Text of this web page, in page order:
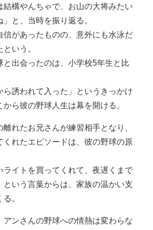
結構やんちゃで、お山の大将みたい
と、当時を振り返る。
信があったものの、意外にも水泳だ
いう。
と出会ったのは、小学校5年生と比
ら誘われて入った」というきっかけ
から彼の野球人生は幕を開ける。
れたお兄さんが練習相手となり、
くれたエピソードは、彼の野球の原
ライトを買ってくれて、夜遅くまで
という言葉からは、家族の温かい支
。
アンさんの野球への情熱は変わらな